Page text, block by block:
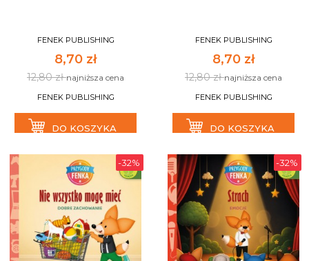
FENEK PUBLISHING
8,70 zł
12,80 złnajniższa cena
FENEK PUBLISHING
DO KOSZYKA
FENEK PUBLISHING
8,70 zł
12,80 złnajniższa cena
FENEK PUBLISHING
DO KOSZYKA
-32% -32%